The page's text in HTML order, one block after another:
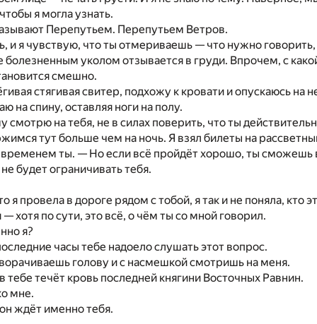
я могла узнать.
Перепутьем. Перепутьем Ветров.
и я чувствую, что ты отмериваешь — что нужно говорить,
болезненным уколом отзывается в груди. Впрочем, с
смешно.
стягивая свитер, подхожу к кровати и опускаюсь на
на спину, оставляя ноги на полу.
на тебя, не в силах поверить, что ты
тут больше чем на ночь. Я взял билеты на
ты. — Но если всё пройдёт хорошо, ты сможешь
будет ограничивать тебя.
я провела в дороге рядом с тобой, я так и не поняла, кто
хотя по сути, это всё, о чём ты со мной говорил.
я?
часы тебе надоело слушать этот вопрос.
голову и с насмешкой смотришь на меня.
течёт кровь последней княгини Восточных Равнин.
мне.
ждёт именно тебя.